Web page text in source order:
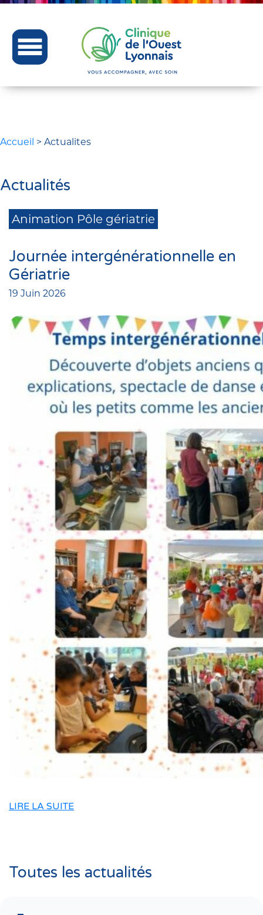
Accueil > Actualites
Actualités
Animation Pôle gériatrie
Journée intergénérationnelle en
Gériatrie
19 Juin 2026
LIRE LA SUITE
Toutes les actualités